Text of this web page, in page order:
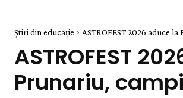
Știri din educație ASTROFEST 2026 aduce
ASTROFEST
Prunariu,